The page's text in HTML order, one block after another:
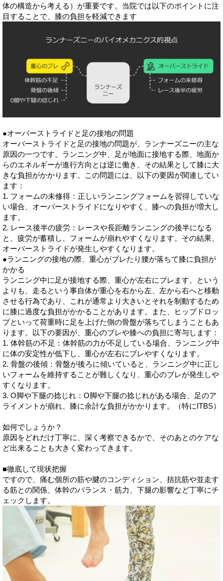
体の構造から考える）が重要です。当院では以下のポイントに注
目することで、膝の負担を軽減できます
●オーバーストライドと足の接地の問題
オーバーストライドと足の接地の問題が、ランナーズニーの主な
原因の一つです。ランニング中、足が地面に接地する際、地面か
らのエネルギーが進行方向とは逆に働き、その結果として膝に大
きな負担がかかります。この問題には、以下の要因が関連してい
ます：
1. フォームの未修得：正しいランニングフォームを習得していな
い場合、オーバーストライドになりやすく、膝への負担が増大し
ます。
2. レース後半の疲労：レースや長距離ランニングの後半になる
と、疲労が蓄積し、フォームが崩れやすくなります。その結果、
オーバーストライドが発生しやすくなります。
●ランニングの接地の際、重心がブレたり腰が落ちて膝に負担が
かかる
ランニング中に足が接地する際、重心が左右にブレます。という
よりも、走るという事自体が重心を右から左、左から右へと移動
させる行為であり、これが通常より大きいとそれを制動するため
に膝に過度な負担がかかることがあります。また、ヒップドロッ
プといって荷重時に足を上げた側の骨盤が落ちてしまうこともあ
ります。以下の要因が、重心のブレや膝への負担に寄与します：
1. 体幹筋の不足：体幹筋の力が不足している場合、ランニング中
に体の安定性が低下し、重心が左右にブレやすくなります。
2. 骨盤の後傾：骨盤が後ろに傾いていると、ランニング中に正し
いフォームを維持することが難しくなり、重心のブレが発生しや
すくなります。
3. O脚や下腿の捻じれ：O脚や下腿の捻じれがある場合、足のア
ライメントが崩れ、膝に余計な負担がかかります。（特にITBS）
如何でしょうか？
原因をどれだけ丁寧に、深く考察できるかで、そのあとのケアな
ど出来ることも大きく変わってきます。
■徹底して現状把握
ですので、痛む個所の筋や腱のコンディション、拮抗筋や並走す
る筋との関係、体幹のバランス・筋力、下腿の影響など丁寧にチ
ェックします。